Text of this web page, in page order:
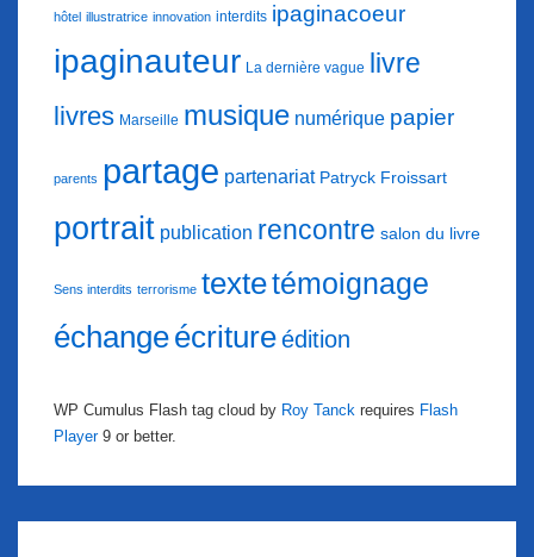
hôtel illustratrice innovation interdits ipaginacoeur
ipaginauteur La dernière vague livre
livres Marseille musique numérique papier
parents partage partenariat Patryck Froissart
portrait publication rencontre salon du livre
Sens interdits terrorisme textetémoignage
échangeécritureédition
WP Cumulus Flash tag cloud by Roy Tanck requires Flash
Player9 or better.